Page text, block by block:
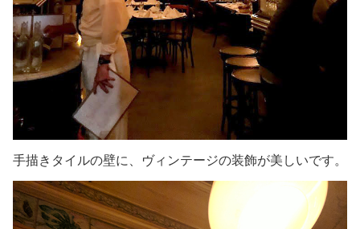
手描きタイルの壁に、ヴィンテージの装飾が美しいです。